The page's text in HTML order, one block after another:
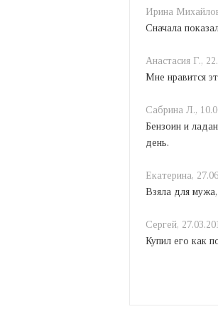
Ирина
Сначала
Анастасия Г.,
Мне нравится
Сабрина Л.,
Бензоин и
день.
Екатерина,
Взяла для
Сергей,
Купил его как